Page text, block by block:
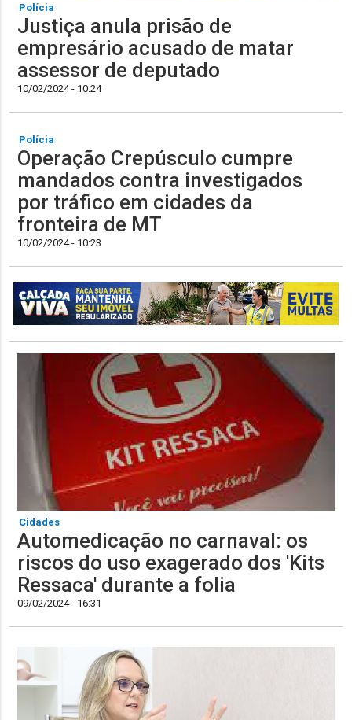
Polícia
Justiça anula prisão de
empresário acusado de matar
assessor de deputado
10/02/2024 - 10:24
Polícia
Operação Crepúsculo cumpre
mandados contra investigados
por tráfico em cidades da
fronteira de MT
10/02/2024 - 10:23
Cidades
Automedicação no carnaval: os
riscos do uso exagerado dos 'Kits
Ressaca' durante a folia
09/02/2024 - 16:31